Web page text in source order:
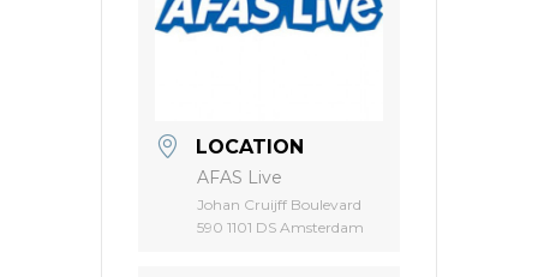
LOCATION
AFAS Live
Johan Cruijff Boulevard
590 1101 DS Amsterdam